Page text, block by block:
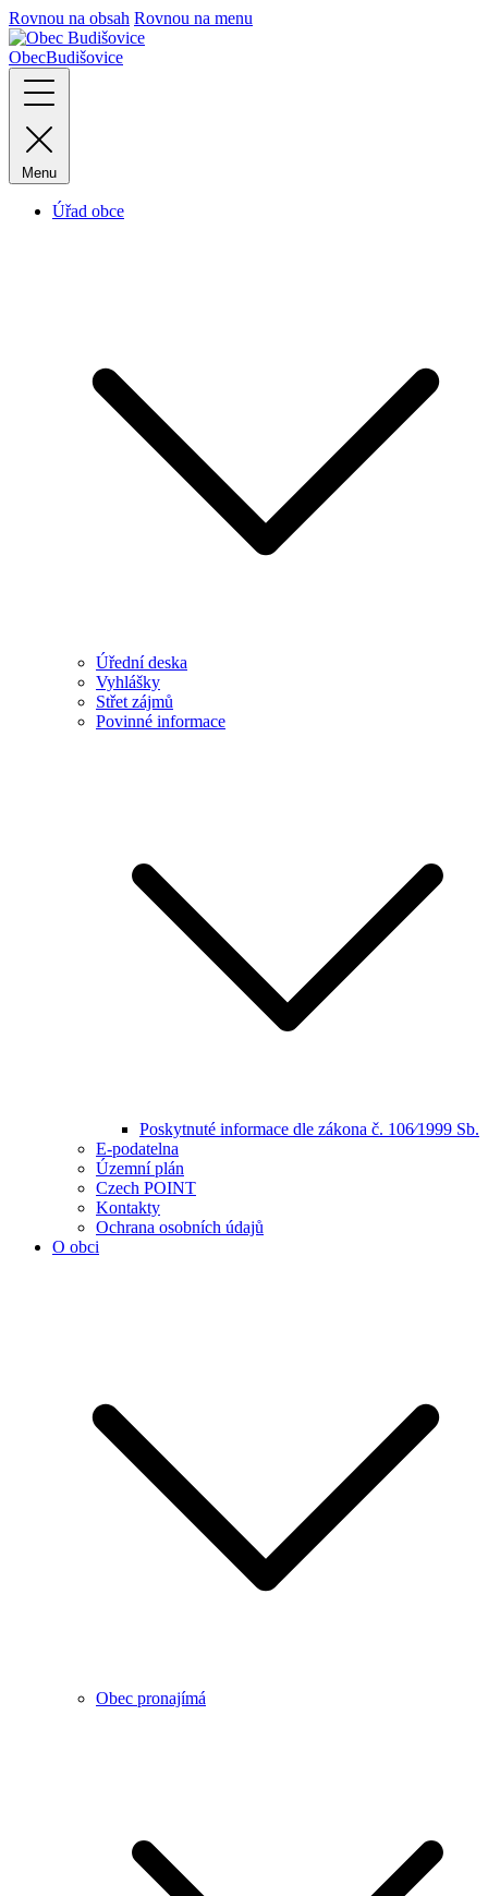
Rovnou na obsah Rovnou na menu
ObecBudišovice
Menu
Úřad obce
Úřední deska
Vyhlášky
Střet zájmů
Povinné informace
Poskytnuté informace dle zákona č. 106⁄1999 Sb.
E-podatelna
Územní plán
Czech POINT
Kontakty
Ochrana osobních údajů
O obci
Obec pronajímá